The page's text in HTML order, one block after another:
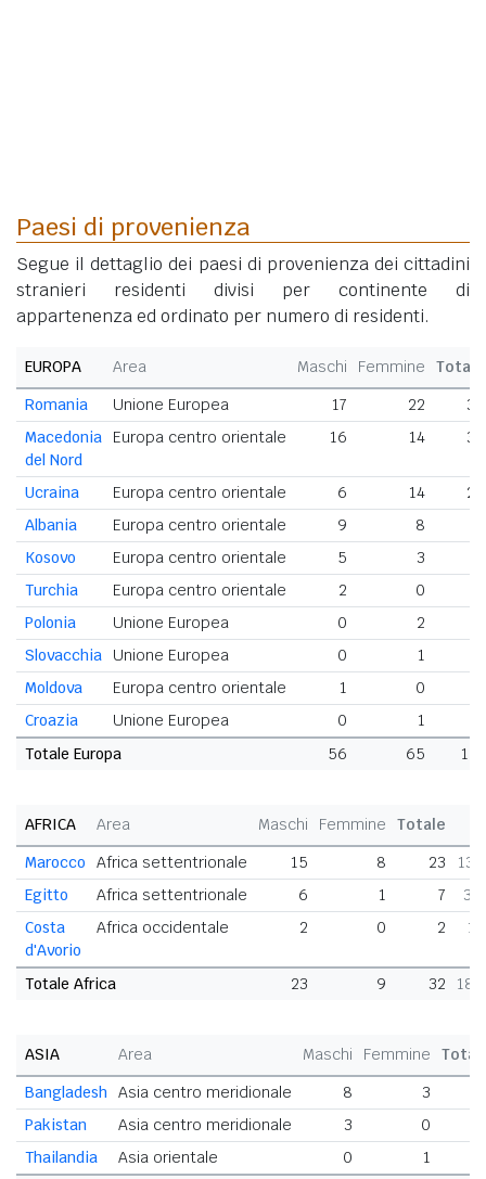
Paesi di provenienza
Segue il dettaglio dei paesi di provenienza dei cittadini
stranieri residenti divisi per continente di
appartenenza ed ordinato per numero di residenti.
EUROPA Area Maschi Femmine
Totale
Romania
Unione Europea 17 22
39
Macedonia
del Nord
Europa centro orientale 16 14 30
Ucraina Europa centro orientale 6 14
20
Albania
Europa centro orientale 9 8
Kosovo
Europa centro orientale 5 3
Turchia
Europa centro orientale 2 0
Polonia
Unione Europea 0 2
Slovacchia
Unione Europea 0 1
Moldova
Europa centro orientale 1 0
Croazia
Unione Europea 0 1
Totale Europa
56 65 121
AFRICA Area Maschi Femmine
Totale
Marocco
Africa settentrionale 15 8 23
Egitto
Africa settentrionale 6 1 7
Costa
d'Avorio
Africa occidentale 2 0 2
Totale Africa 23 9 32
ASIA Area Maschi Femmine
Bangladesh
Asia centro meridionale 8 3
Pakistan
Asia centro meridionale 3 0
Thailandia
Asia orientale 0 1